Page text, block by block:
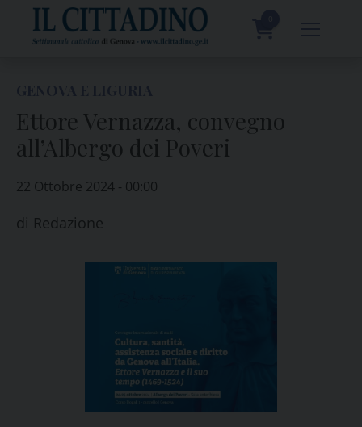
content
Ettore Vernazza, convegno
all’Albergo dei Poveri
22 Ottobre 2024 - 00:00
di Redazione